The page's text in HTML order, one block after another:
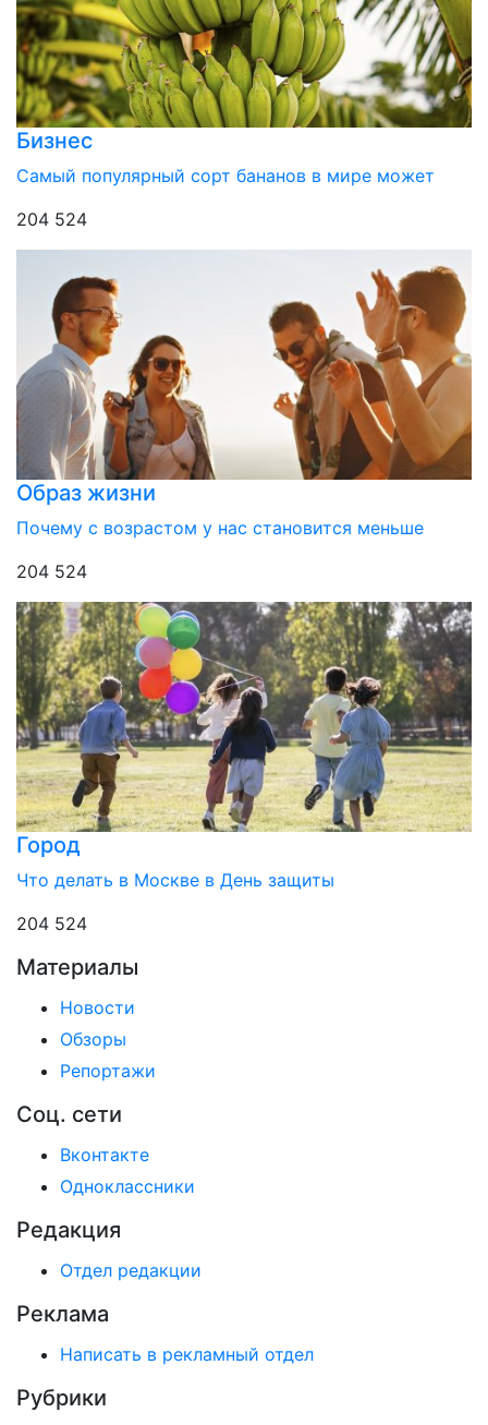
Бизнес
Самый популярный сорт бананов в мире может
204 524
Образ жизни
Почему с возрастом у нас становится меньше
204 524
Город
Что делать в Москве в День защиты
204 524
Материалы
Новости
Обзоры
Репортажи
Соц. сети
Вконтакте
Одноклассники
Редакция
Отдел редакции
Реклама
Написать в рекламный отдел
Рубрики